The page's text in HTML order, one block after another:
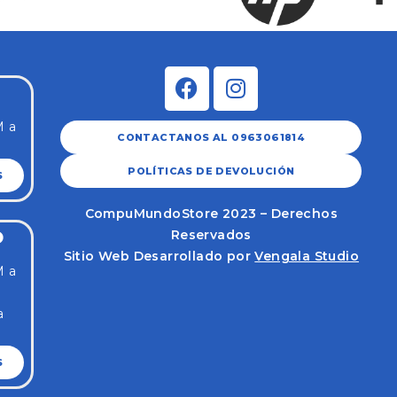
a
a
CONTACTANOS AL 0963061814
POLÍTICAS DE DEVOLUCIÓN
CompuMundoStore 2023 – Derechos
Reservados
Sitio Web Desarrollado porVengala Studio